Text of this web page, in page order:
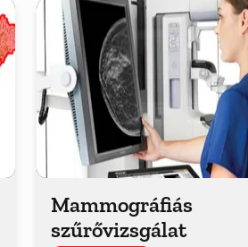
Mammográfiás
szűrővizsgálat